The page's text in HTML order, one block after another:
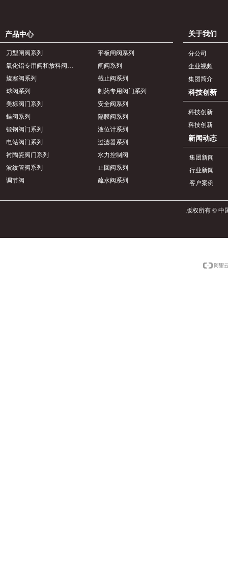
版权所有 © 中
刀型闸阀系列
氧化铝专用阀和放料阀系列
旋塞阀系列
球阀系列
美标阀门系列
蝶阀系列
锻钢阀门系列
电站阀门系列
衬陶瓷阀门系列
波纹管阀系列
调节阀
科技创新
科技创新
分公司
企业视频
集团简介
平板闸阀系列
闸阀系列
截止阀系列
制药专用阀门系列
安全阀系列
隔膜阀系列
液位计系列
过滤器系列
水力控制阀
止回阀系列
疏水阀系列
集团新闻
行业新闻
客户案例
产品中心 关于我们
科技创新
新闻动态